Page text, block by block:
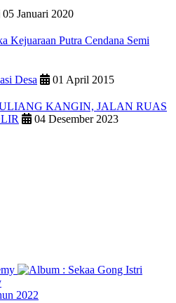
05 Januari 2020
Kejuaraan Putra Cendana Semi
Desa 01 April 2015
KANGIN, JALAN RUAS
04 Desember 2023